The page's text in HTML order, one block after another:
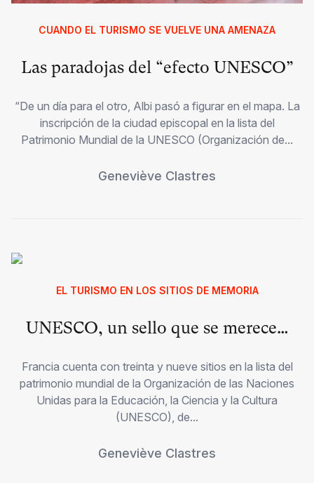
CUANDO EL TURISMO SE VUELVE UNA AMENAZA
Las paradojas del “efecto UNESCO”
“De un día para el otro, Albi pasó a figurar en el mapa. La
inscripción de la ciudad episcopal en la lista del
Patrimonio Mundial de la UNESCO (Organización de...
Geneviève Clastres
EL TURISMO EN LOS SITIOS DE MEMORIA
UNESCO, un sello que se merece…
Francia cuenta con treinta y nueve sitios en la lista del
patrimonio mundial de la Organización de las Naciones
Unidas para la Educación, la Ciencia y la Cultura
(UNESCO), de...
Geneviève Clastres